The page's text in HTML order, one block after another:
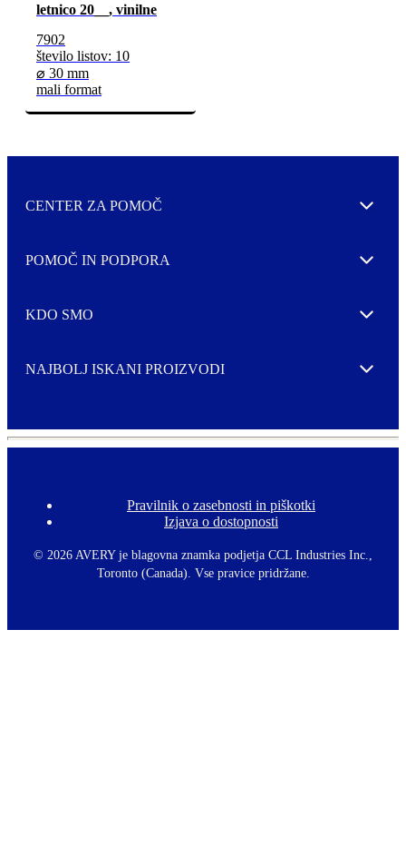
letnico 20__, vinilne
7902
število listov: 10
⌀ 30 mm
mali format
CENTER ZA POMOČ Expand
POMOČ IN PODPORA Expand
KDO SMO Expand
NAJBOLJ ISKANI PROIZVODI Expand
F
o
t
e
Pravilnik o zasebnosti in piškotki
Izjava o dostopnosti
© 2026 AVERY je blagovna znamka podjetja CCL Industries Inc.,
Toronto (Canada). Vse pravice pridržane.